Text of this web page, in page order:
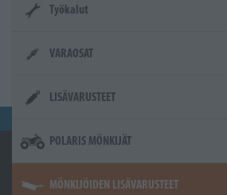
Työkalut
VARAOSAT
LISÄVARUSTEET
POLARIS MÖNKIJÄT
MÖNKIJÖIDEN LISÄVARUSTEET